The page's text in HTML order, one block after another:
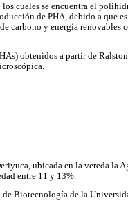
los cuales se encuentra el
de PHA, debido a que
carbono y energía renovables
obtenidos a partir de
ubicada en la vereda la
entre 11 y 13%.
Biotecnología de la